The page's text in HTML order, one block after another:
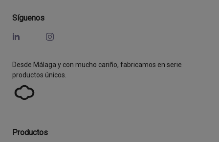
Síguenos
Desde Málaga y con mucho cariño, fabricamos en serie
productos únicos.
Productos